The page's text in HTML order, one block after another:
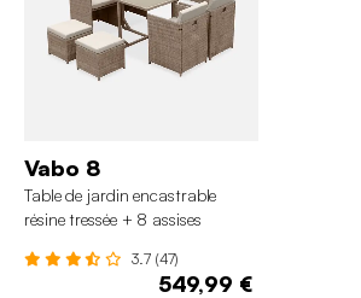
Vabo 8
Table de jardin encastrable
résine tressée + 8 assises
3.7 (47)
549,99 €